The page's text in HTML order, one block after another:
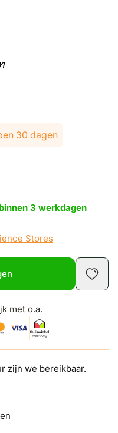
opties
30 dagen
3 werkdagen
Stores
met o.a.
zijn we bereikbaar.